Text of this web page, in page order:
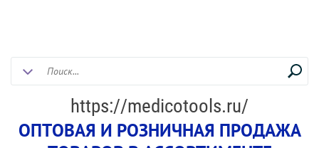
https://medicotools.ru/
ОПТОВАЯ И РОЗНИЧНАЯ ПРОДАЖА